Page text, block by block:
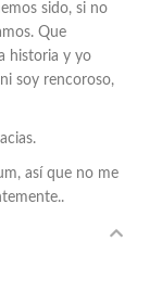
sido, si no
Que
historia y yo
soy rencoroso,
así que no me